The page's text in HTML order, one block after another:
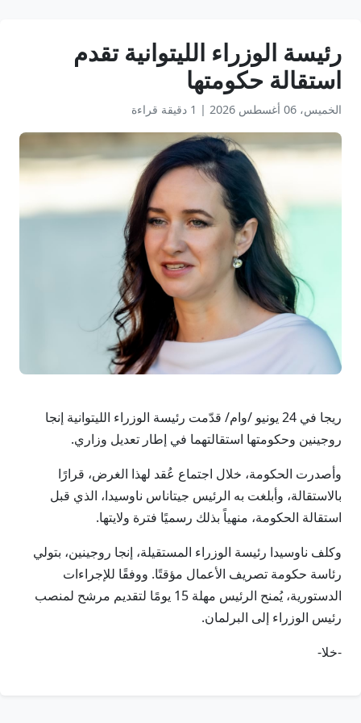
رئيسة الوزراء الليتوانية تقدم
استقالة حكومتها
الخميس، 06 أغسطس 2026 | 1 دقيقة قراءة
ريجا في 24 يونيو /وام/ قدّمت رئيسة الوزراء الليتوانية إنجا
روجينين وحكومتها استقالتهما في إطار تعديل وزاري.
وأصدرت الحكومة، خلال اجتماع عُقد لهذا الغرض، قرارًا
بالاستقالة، وأبلغت به الرئيس جيتاناس ناوسيدا، الذي قبل
استقالة الحكومة، منهياً بذلك رسميًا فترة ولايتها.
وكلف ناوسيدا رئيسة الوزراء المستقيلة، إنجا روجينين، بتولي
رئاسة حكومة تصريف الأعمال مؤقتًا. ووفقًا للإجراءات
الدستورية، يُمنح الرئيس مهلة 15 يومًا لتقديم مرشح لمنصب
رئيس الوزراء إلى البرلمان.
-خلا-